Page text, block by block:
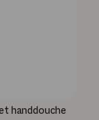
handdouche